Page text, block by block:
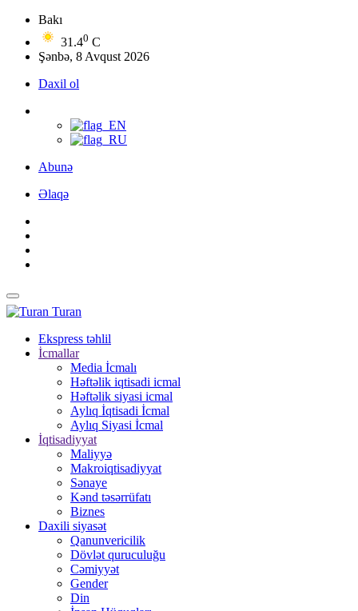
Bakı
31.40 C
Şənbə, 8 Avqust 2026
Daxil ol
Abunə
Əlaqə
Turan
Ekspress təhlil
İcmallar
Media İcmalı
Həftəlik iqtisadi icmal
Həftəlik siyasi icmal
Aylıq İqtisadi İcmal
Aylıq Siyasi İcmal
İqtisadiyyat
Maliyyə
Makroiqtisadiyyat
Sənaye
Kənd təsərrüfatı
Biznes
Daxili siyasət
Qanunvericilik
Dövlət quruculuğu
Cəmiyyət
Gender
Din